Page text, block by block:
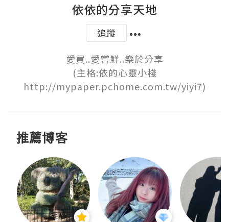
依依的分享天地
追蹤
愛買..愛嘗鮮..樂於分享
(主格:依的心靈小棧
http://mypaper.pchome.com.tw/yiyi7)
推薦博客